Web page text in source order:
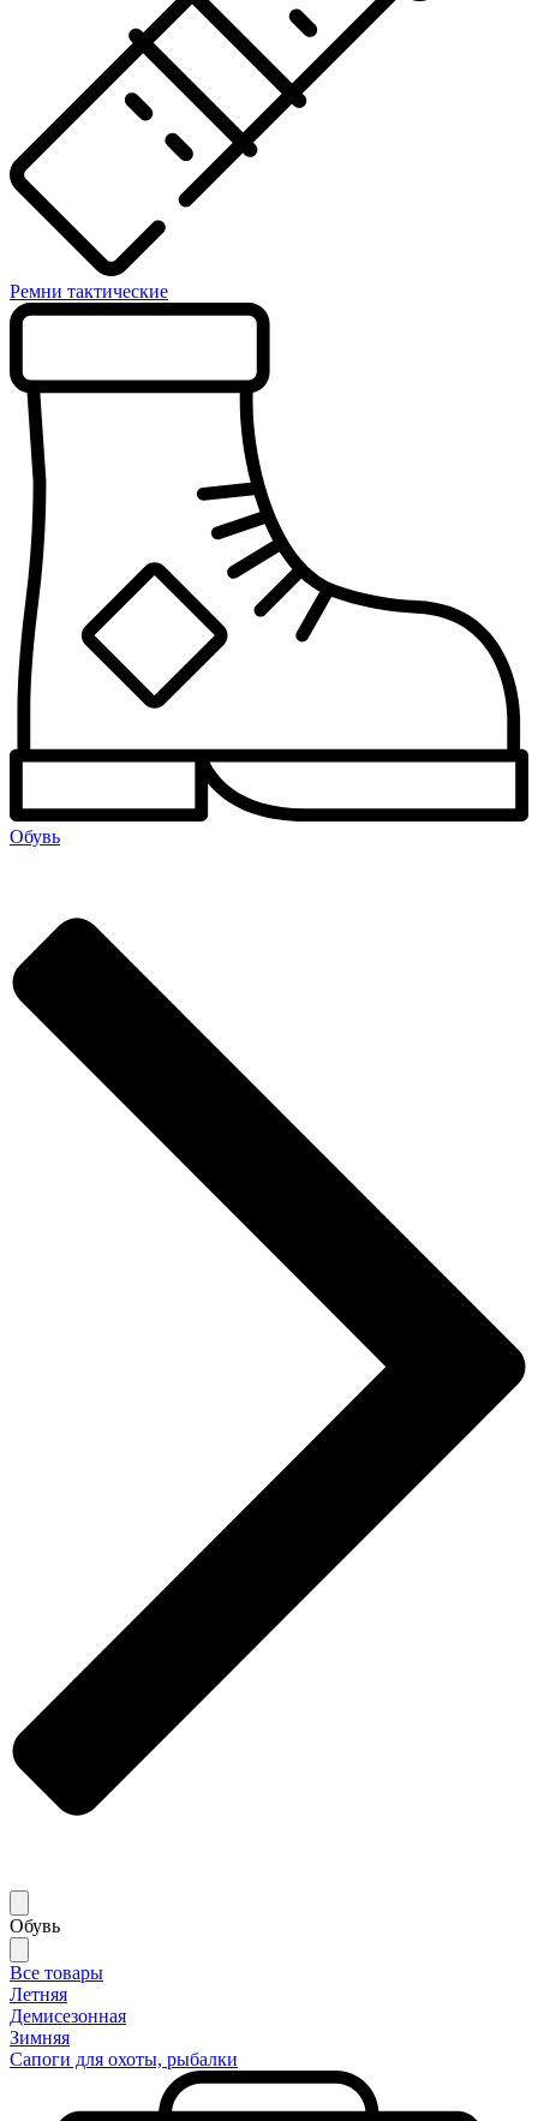
Ремни тактические
Обувь
Обувь
Все товары
Летняя
Демисезонная
Зимняя
Сапоги для охоты, рыбалки